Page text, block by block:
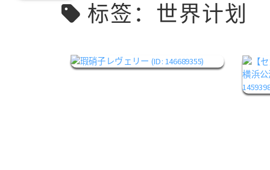
标签：世界计划